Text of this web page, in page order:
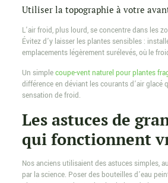
Utiliser la topographie à votre
L’air froid, plus lourd, se concentre dans les
Évitez d’y laisser les plantes sensibles :
emplacements légèrement surélevés, où le
Un simplecoupe-vent naturel pour plantes
différence en déviant les courants d’air glacé
sensation de froid.
Les astuces de
qui fonctionnent
Nos anciens utilisaient des astuces simples,
par la science. Poser des bouteilles d’eau